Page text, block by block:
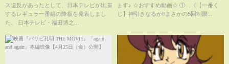
無期限活動休止「自分を見つめ
直す」
ス違反があったとして、日本テレビが出演
するレギュラー番組の降板を発表しまし
た。 日本テレビ・福田博之...
ローアカデミア)
ます♪ ☆おすすめ動画☆ ①…《【一番く
じ】神引きなるか‼︎まさかの5回制限...